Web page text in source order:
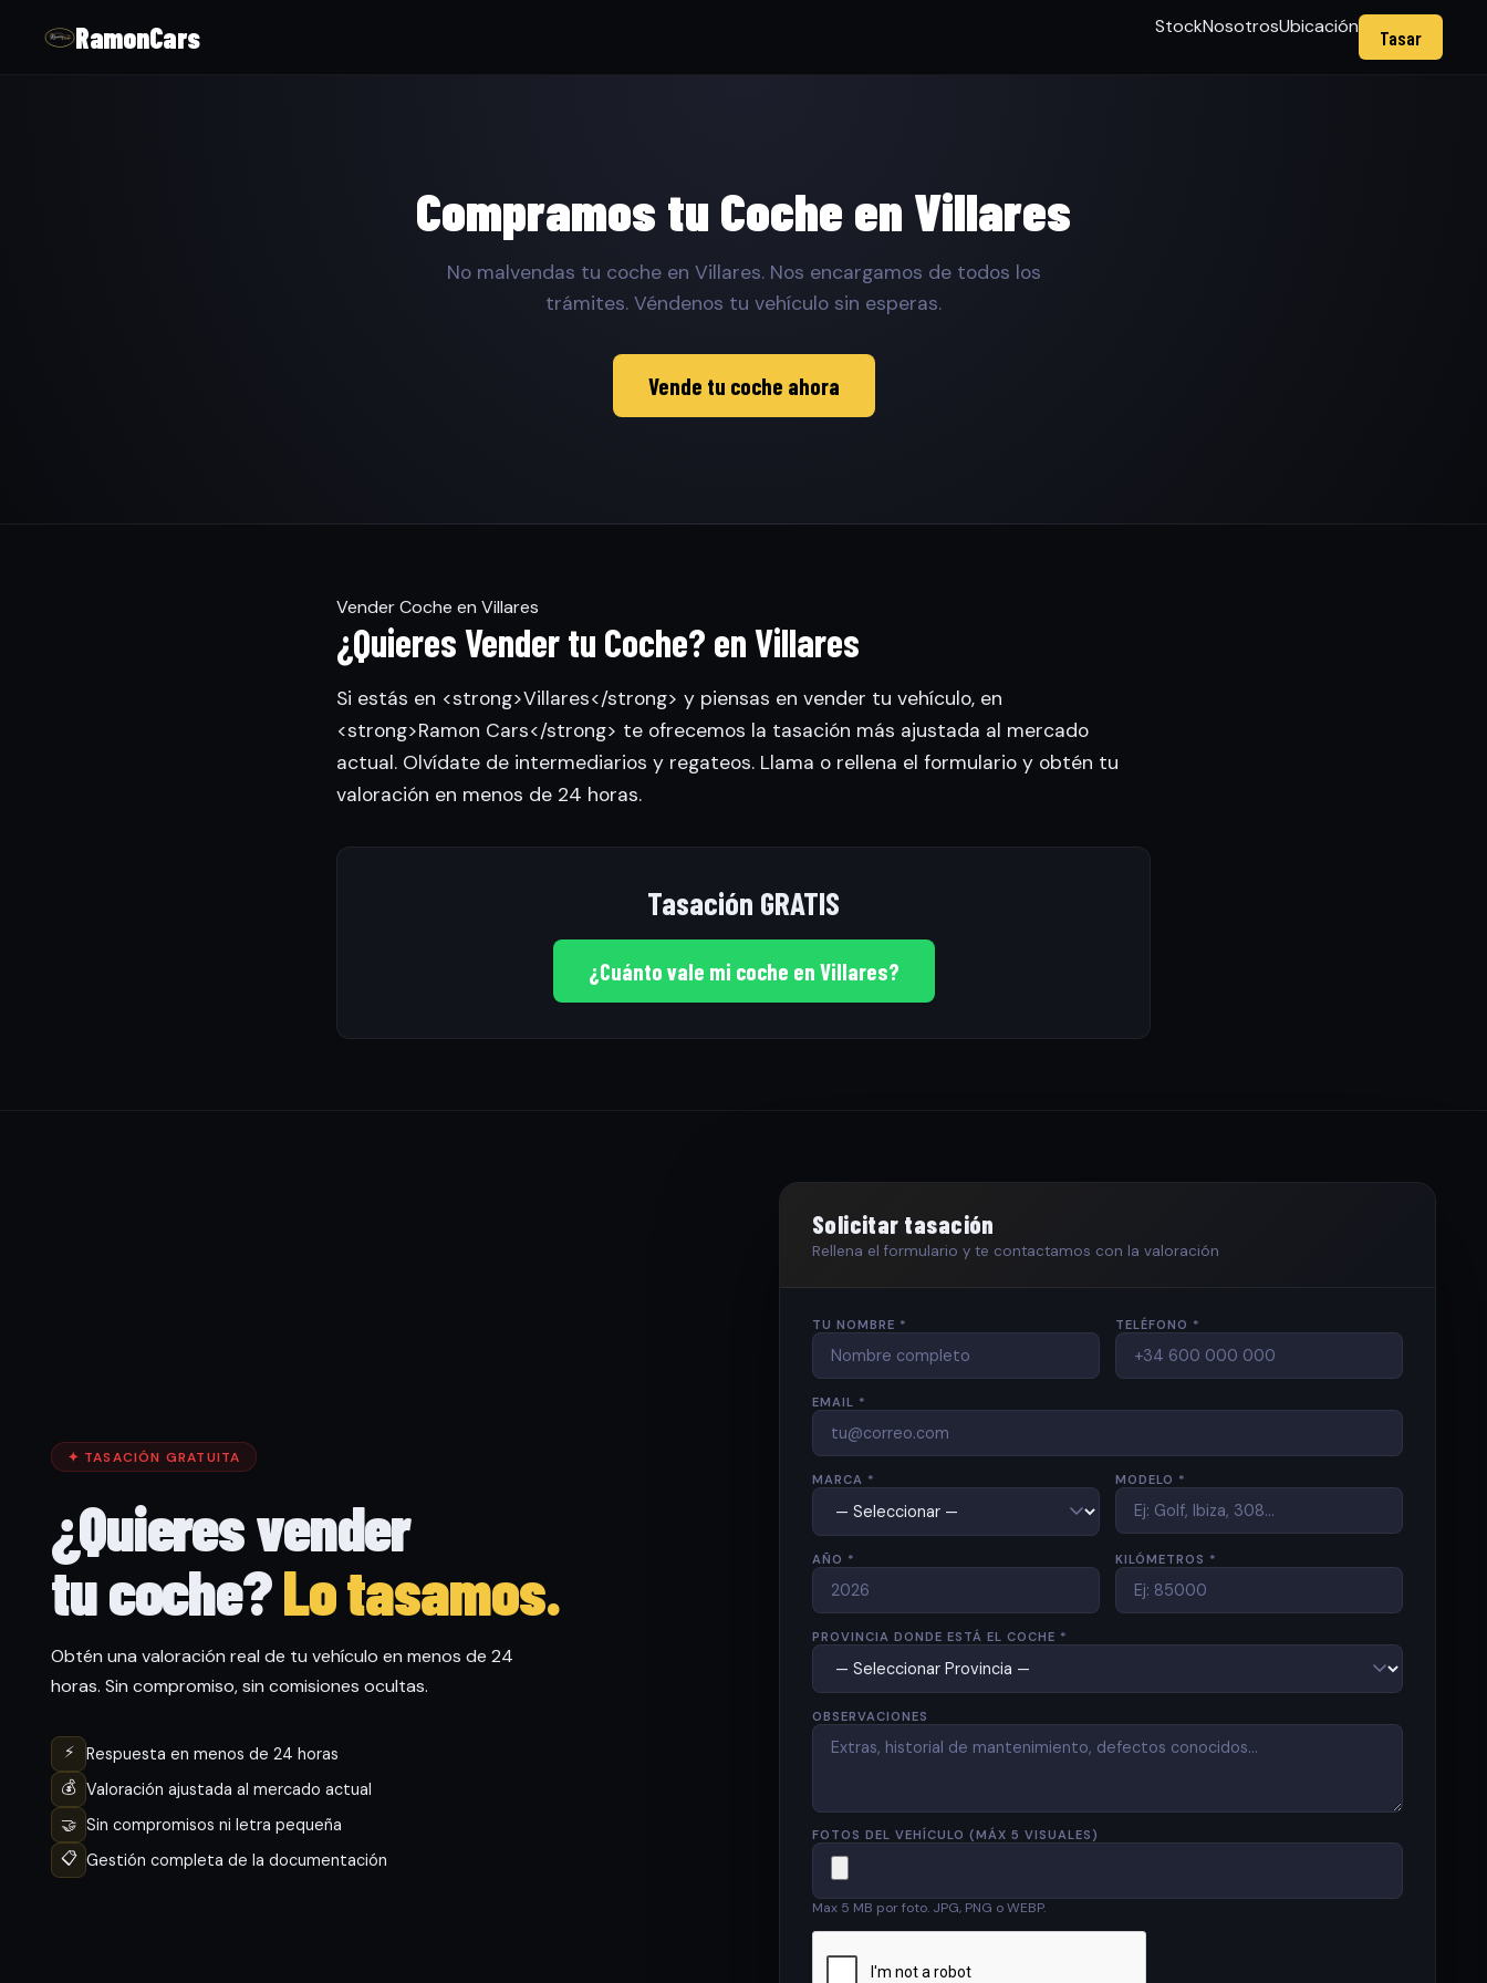
RamonCars StockNosotrosUbicación Tasar
Compramos tu Coche en Villares
No malvendas tu coche en Villares. Nos encargamos de todos los
trámites. Véndenos tu vehículo sin esperas.
Vende tu coche ahora
Vender Coche en Villares
¿Quieres Vender tu Coche? en Villares
Si estás en <strong>Villares</strong> y piensas en vender tu vehículo, en
<strong>Ramon Cars</strong> te ofrecemos la tasación más ajustada al mercado
actual. Olvídate de intermediarios y regateos. Llama o rellena el formulario y obtén tu
valoración en menos de 24 horas.
Tasación GRATIS
¿Cuánto vale mi coche en Villares?
✦ TASACIÓN GRATUITA
¿Quieres vender
tu coche?Lo tasamos.
Obtén una valoración real de tu vehículo en menos de 24
horas. Sin compromiso, sin comisiones ocultas.
⚡
Respuesta en menos de 24 horas
💰 Valoración ajustada al mercado actual
🤝 Sin compromisos ni letra pequeña
📋 Gestión completa de la documentación
Solicitar tasación
Rellena el formulario y te contactamos con la valoración
TU NOMBRE * TELÉFONO *
EMAIL *
MARCA * MODELO *
AÑO * KILÓMETROS *
PROVINCIA DONDE ESTÁ EL COCHE *
OBSERVACIONES
FOTOS DEL VEHÍCULO (MÁX 5 VISUALES)
Max 5 MB por foto. JPG, PNG o WEBP.